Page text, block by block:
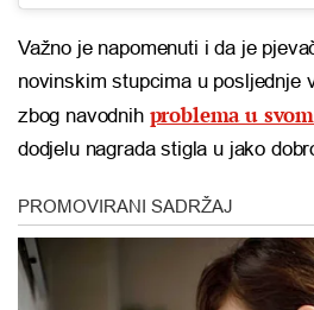
Važno je napomenuti i da je
novinskim stupcima u posljednje
zbog navodnih problema u
dodjelu nagrada stigla u jako